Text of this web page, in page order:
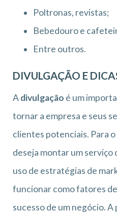
Poltronas, revistas;
Bebedouro e
Entre outros.
DIVULGAÇÃO E
Adivulgação é um
tornar a empresa e seus
clientes potenciais. Para
deseja montar um serviço
uso de estratégias de
funcionar como fatores
sucesso de um negócio.